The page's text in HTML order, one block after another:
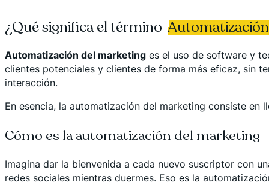
¿Qué significa el término
Automatización del marketing es el uso de software y
clientes potenciales y clientes de forma más eficaz, sin
interacción.
En esencia, la automatización del marketing consiste en
Cómo es la automatización del marketing
Imagina dar la bienvenida a cada nuevo suscriptor con
redes sociales mientras duermes. Eso es la